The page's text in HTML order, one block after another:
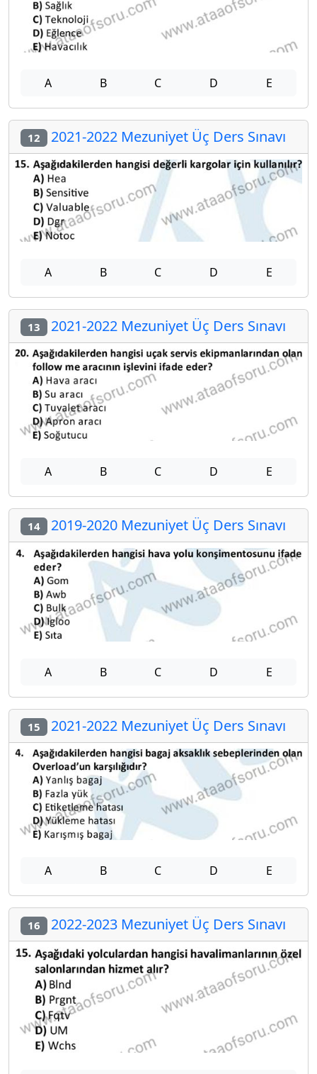
A B C D E
12 2021-2022 Mezuniyet Üç Ders Sınavı
A B C D E
13 2021-2022 Mezuniyet Üç Ders Sınavı
A B C D E
14 2019-2020 Mezuniyet Üç Ders Sınavı
A B C D E
15 2021-2022 Mezuniyet Üç Ders Sınavı
A B C D E
16 2022-2023 Mezuniyet Üç Ders Sınavı